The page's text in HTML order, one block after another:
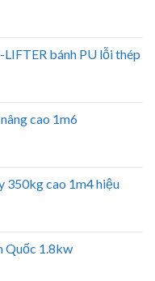
bánh PU lỗi thép
cao 1m6
350kg cao 1m4 hiệu
Quốc 1.8kw